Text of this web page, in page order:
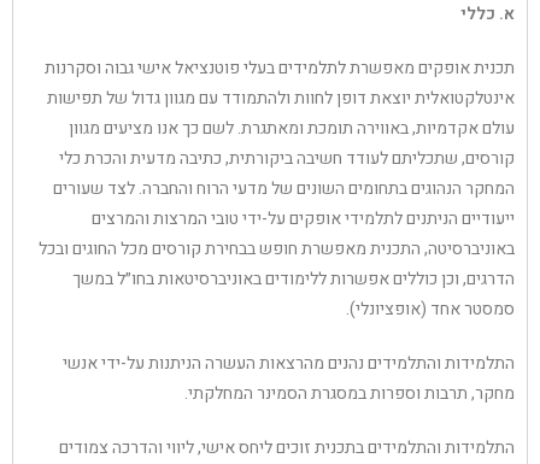
א. כללי
תכנית אופקים מאפשרת לתלמידים בעלי פוטנציאל אישי גבוה וסקרנות
אינטלקטואלית יוצאת דופן לחוות ולהתמודד עם מגוון גדול של תפישות
עולם אקדמיות, באווירה תומכת ומאתגרת. לשם כך אנו מציעים מגוון
קורסים, שתכליתם לעודד חשיבה ביקורתית, כתיבה מדעית והכרת כלי
המחקר הנהוגים בתחומים השונים של מדעי הרוח והחברה. לצד שעורים
ייעודיים הניתנים לתלמידי אופקים על-ידי טובי המרצות והמרצים
באוניברסיטה, התכנית מאפשרת חופש בבחירת קורסים מכל החוגים ובכל
הדרגים, וכן כוללים אפשרות ללימודים באוניברסיטאות בחו״ל במשך
סמסטר אחד (אופציונלי).
התלמידות והתלמידים נהנים מהרצאות העשרה הניתנות על-ידי אנשי
מחקר, תרבות וספרות במסגרת הסמינר המחלקתי.
התלמידות והתלמידים בתכנית זוכים ליחס אישי, ליווי והדרכה צמודים